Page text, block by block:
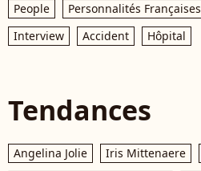
People Personnalités Françaises
Interview
Accident Hôpital
Tendances
Angelina Jolie Iris Mittenaere